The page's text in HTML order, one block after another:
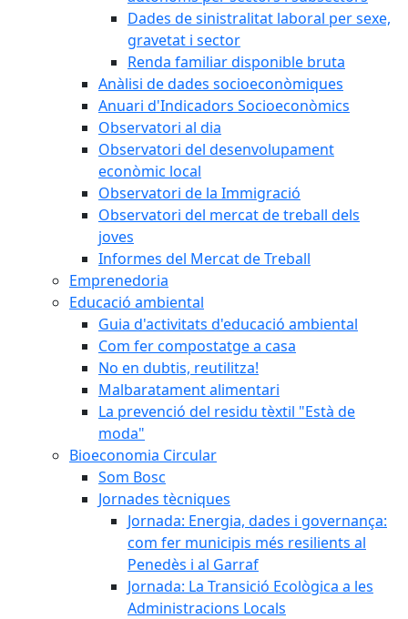
Dades de sinistralitat laboral per sexe,
gravetat i sector
Renda familiar disponible bruta
Anàlisi de dades socioeconòmiques
Anuari d'Indicadors Socioeconòmics
Observatori al dia
Observatori del desenvolupament
econòmic local
Observatori de la Immigració
Observatori del mercat de treball dels
joves
Informes del Mercat de Treball
Emprenedoria
Educació ambiental
Guia d'activitats d'educació ambiental
Com fer compostatge a casa
No en dubtis, reutilitza!
Malbaratament alimentari
La prevenció del residu tèxtil "Està de
moda"
Bioeconomia Circular
Som Bosc
Jornades tècniques
Jornada: Energia, dades i governança:
com fer municipis més resilients al
Penedès i al Garraf
Jornada: La Transició Ecològica a les
Administracions Locals